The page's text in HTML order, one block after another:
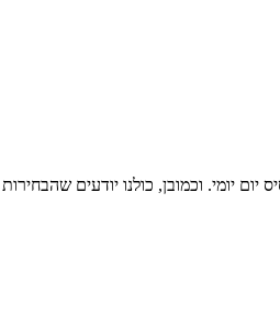
יומי. וכמובן, כולנו יודעים